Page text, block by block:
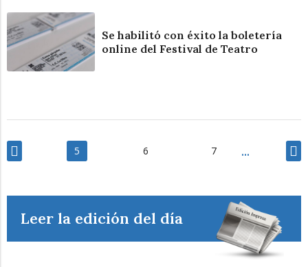
Se habilitó con éxito la boletería
online del Festival de Teatro
5 6 7
Leer la edición del día